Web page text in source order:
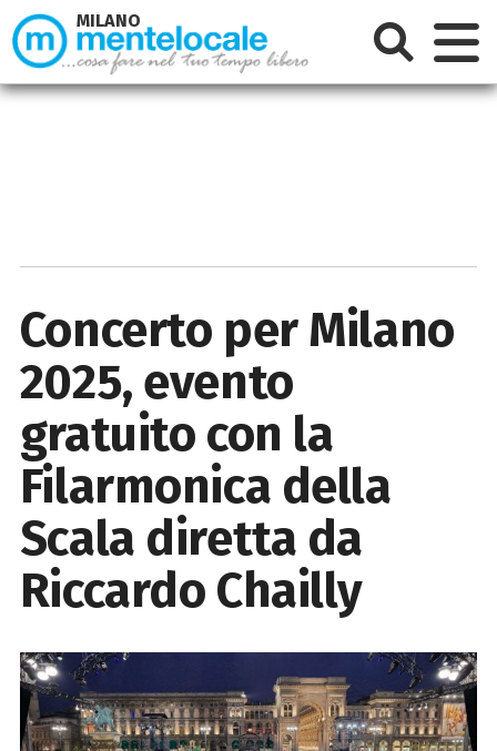
Concerto per Milano
2025, evento
gratuito con la
Filarmonica della
Scala diretta da
Riccardo Chailly
MILANO